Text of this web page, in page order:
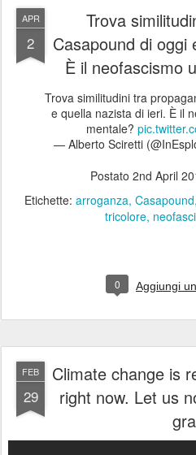
APR
2
Trova
Casapound di oggi
È il neofascismo
Trova similitudini tra
e quella nazista di ieri. È il
mentale?
— Alberto Sciretti
Postato 2nd April
Etichette: arroganza Casapound
tricolore
0 Aggiungi
FEB
29
Climate change is
right now. Let us